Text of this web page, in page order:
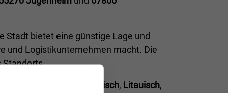
Stadt bietet eine günstige Lage und
und Logistikunternehmen macht. Die
Standorts.
Russisch, Litauisch,